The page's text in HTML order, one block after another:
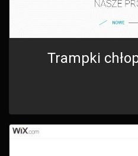
Trampki